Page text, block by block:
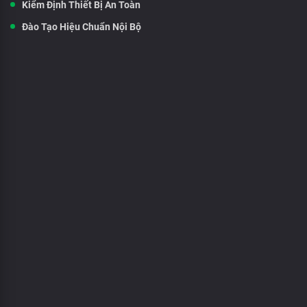
Kiểm Định Thiết Bị An Toàn
Đào Tạo Hiệu Chuẩn Nội Bộ